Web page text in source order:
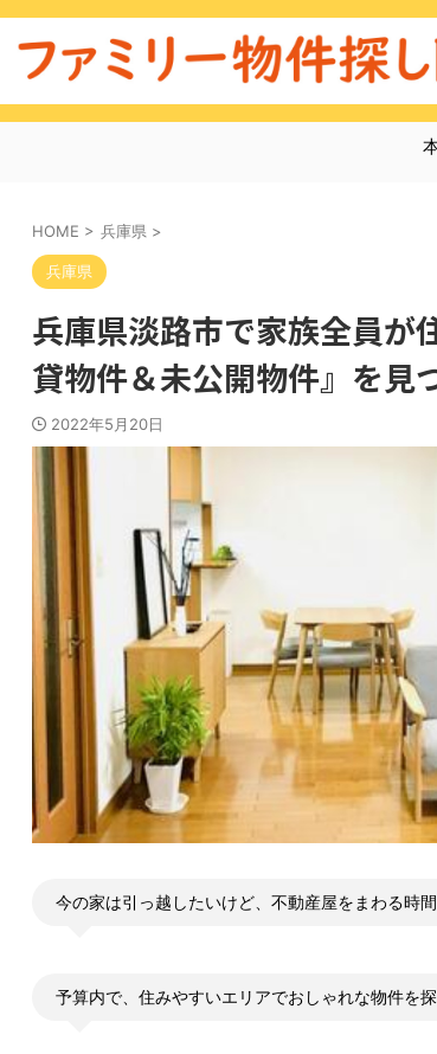
HOME > 兵庫県 >
兵庫県
兵庫県淡路市で家族全員が
貸物件＆未公開物件』を見
2022年5月20日
今の家は引っ越したいけど、不動産屋をまわる時
予算内で、住みやすいエリアでおしゃれな物件を